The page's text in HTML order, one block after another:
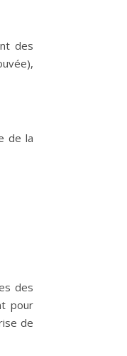
des
de la
des
pour
de